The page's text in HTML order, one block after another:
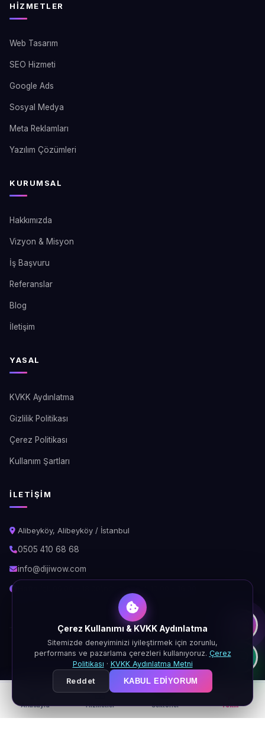
Anasayfa Hizmetler Sektörler Teklif
HIZMETLER
Web Tasarım
SEO Hizmeti
Google Ads
Sosyal Medya
Meta Reklamları
Yazılım Çözümleri
KURUMSAL
Hakkımızda
Vizyon & Misyon
İş Başvuru
Referanslar
Blog
İletişim
YASAL
KVKK Aydınlatma
Gizlilik Politikası
Çerez Politikası
Kullanım Şartları
İLETIŞIM
Alibeyköy, Alibeyköy / İstanbul
0505 410 68 68
info@dijiwow.com
© 2026 DijiWOW. Tüm hakları saklıdır.
KVKK
GizlilikÇerez Şartlar
Çerez Kullanımı & KVKK Aydınlatma
Sitemizde deneyiminizi iyileştirmek için zorunlu,
performans ve pazarlama çerezleri kullanıyoruz. Çerez
Politikası · KVKK Aydınlatma Metni
Reddet
KABUL EDIYORUM